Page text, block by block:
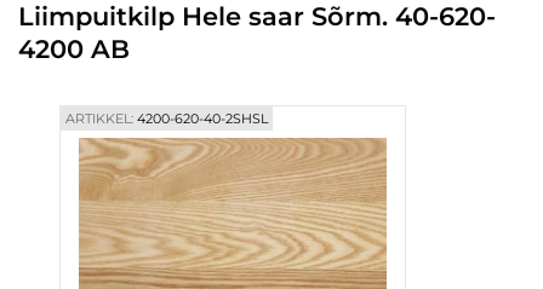
Blogi
Liimpuitkilp Hele saar Sõrm. 40-620-
4200 AB
ARTIKKEL:4200-620-40-2SHSL